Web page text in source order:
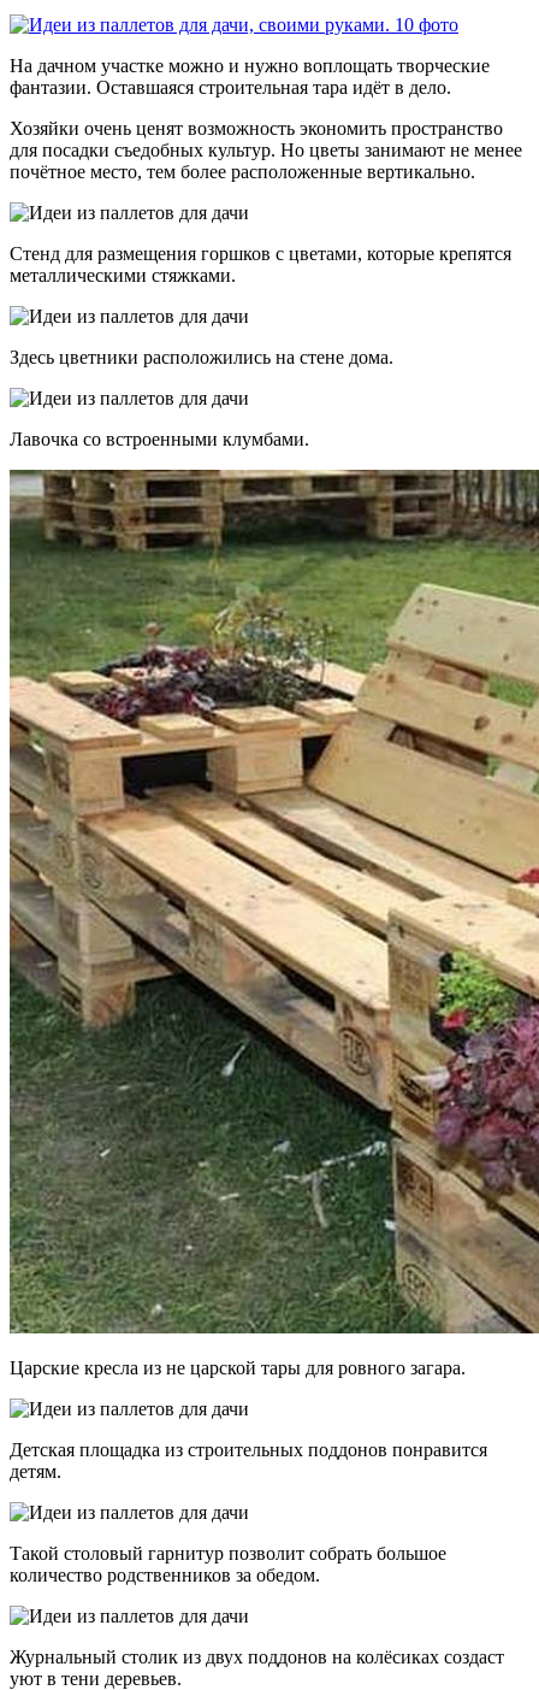
На дачном участке можно и нужно воплощать творческие
фантазии. Оставшаяся строительная тара идёт в дело.
Хозяйки очень ценят возможность экономить пространство
для посадки съедобных культур. Но цветы занимают не менее
почётное место, тем более расположенные вертикально.
Стенд для размещения горшков с цветами, которые крепятся
металлическими стяжками.
Здесь цветники расположились на стене дома.
Лавочка со встроенными клумбами.
Царские кресла из не царской тары для ровного загара.
Детская площадка из строительных поддонов понравится
детям.
Такой столовый гарнитур позволит собрать большое
количество родственников за обедом.
Журнальный столик из двух поддонов на колёсиках создаст
уют в тени деревьев.